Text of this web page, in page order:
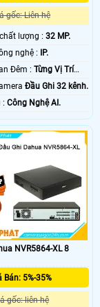
gốc: Liên hệ
chất lượng :32 MP.
✳️ Sử dụng công nghệ :
IP.
🌚 Tầm Xa Ban Đêm :Từng Vị Trí
Đầu Ghi 32 kênh.
️👮 Khả Năng :Công Nghệ AI.
NVR5864-XL 8
Bán: 5%-35%
gốc: liên hệ